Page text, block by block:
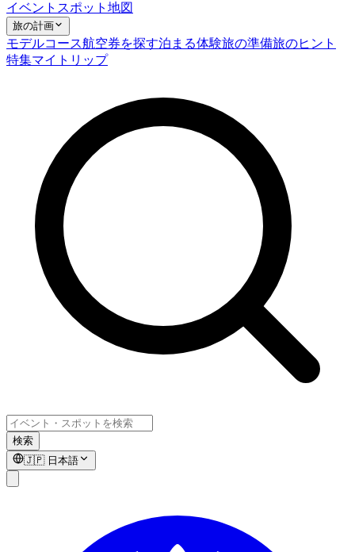
イベント スポット 地図
旅の計画
モデルコース航空券を探す泊まる体験旅の準備旅のヒント
特集マイトリップ
検索
🇯🇵 日本語